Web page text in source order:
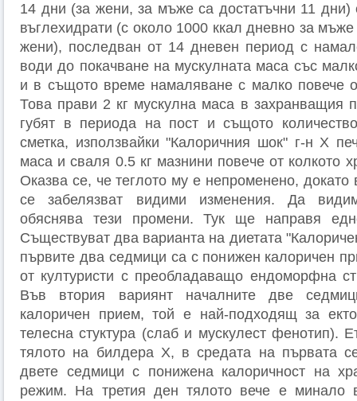
14 дни (за жени, за мъже са достатъчни 11 дни)
въглехидрати (с около 1000 ккал дневно за
жени), последван от 14 дневен период с
води до покачване на мускулната маса със
и в същото време намаляване с малко повече
Това прави 2 кг мускулна маса в захранващия
губят в периода на пост и същото
сметка, използвайки "Калоричния шок" г-н Х
маса и сваля 0.5 кг мазнини повeче от колкото
Оказва се, че теглото му е непроменено,
се забелязват видими изменения. Да
обяснява тези промени. Тук ще направя
Съществуват два варианта на диетата
първите два седмици са с понижен калоричен
от културисти с преобладаващо ендоморфна
Във втория вариянт началните две
калоричен прием, той е най-подходящ за
телесна стуктура (слаб и мускулест фенотип).
тялото на билдера Х, в средата на първата
двете седмици с понижена калоричност на
режим. На третия ден тялото вече е минало